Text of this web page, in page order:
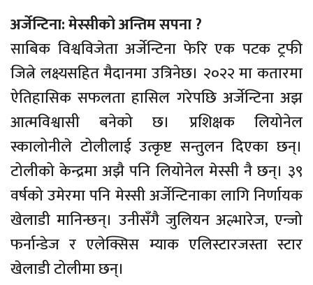
अर्जेन्टिना: मेस्सीको अन्तिम सपना ?
साबिक विश्वविजेता अर्जेन्टिना फेरि एक पटक ट्रफी
जित्ने लक्ष्यसहित मैदानमा उत्रिनेछ। २०२२ मा कतारमा
ऐतिहासिक सफलता हासिल गरेपछि अर्जेन्टिना अझ
आत्मविश्वासी बनेको छ। प्रशिक्षक लियोनेल
स्कालोनीले टोलीलाई उत्कृष्ट सन्तुलन दिएका छन्।
टोलीको केन्द्रमा अझै पनि लियोनेल मेस्सी नै छन्। ३९
वर्षको उमेरमा पनि मेस्सी अर्जेन्टिनाका लागि निर्णायक
खेलाडी मानिन्छन्। उनीसँगै जुलियन अल्भारेज, एन्जो
फर्नान्डेज र एलेक्सिस म्याक एलिस्टारजस्ता स्टार
खेलाडी टोलीमा छन्।